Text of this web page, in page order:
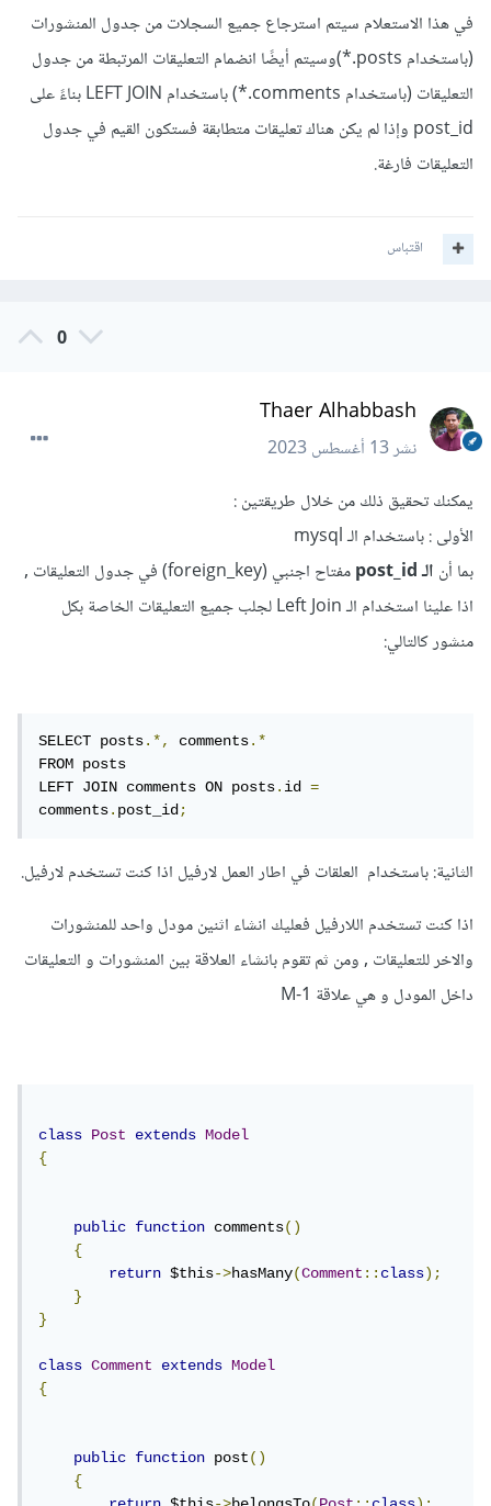
في هذا الاستعلام سيتم استرجاع جميع السجلات من جدول المنشورات
(باستخدام posts.*)وسيتم أيضًا انضمام التعليقات المرتبطة من جدول
التعليقات (باستخدام comments.*) باستخدام LEFT JOIN بناءً على
post_id وإذا لم يكن هناك تعليقات متطابقة فستكون القيم في جدول
التعليقات فارغة.
اقتباس
0
Thaer Alhabbash
نشر13 أغسطس 2023
يمكنك تحقيق ذلك من خلال طريقتين
الأولى : باستخدام الـmysql
بما أن الـ post_id
مفتاح اجنبي (foreign_key) في جدول التعليقات ,
اذا علينا استخدام الـ Left Join لجلب جميع التعليقات الخاصة بكل
منشور كالتالي:
SELECT posts.*, comments.*
FROM posts
LEFT JOIN comments ON posts.id =
comments.post_id;
الثانية: باستخدام العلقات في اطار العمل لارفيل اذا كنت تستخدم لارفيل.
اذا كنت تستخدم اللارفيل فعليك انشاء اثنين مودل واحد للمنشورات
والاخر للتعليقات , ومن ثم تقوم بانشاء العلاقة بين المنشورات و التعليقات
داخل المودل و هي علاقة 1-M
class Post extends
Model
{
public function comments()
{
return $this->hasMany(Comment::class);
}
}
class Comment extends
Model
{
public function post()
{